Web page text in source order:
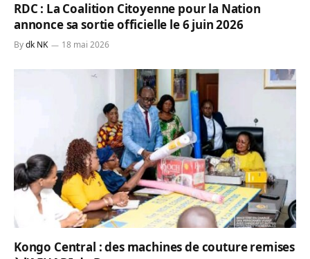
RDC : La Coalition Citoyenne pour la Nation
annonce sa sortie officielle le 6 juin 2026
Bydk NK 18 mai 2026
Kongo Central : des machines de couture remises